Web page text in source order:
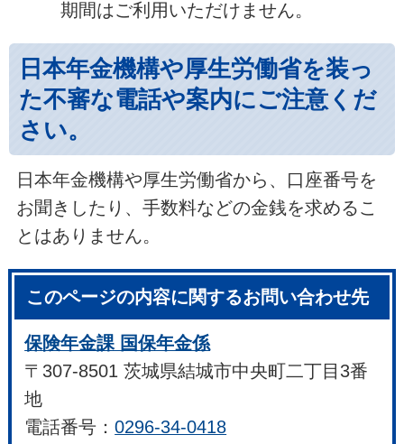
期間はご利用いただけません。
日本年金機構や厚生労働省を装っ
た不審な電話や案内にご注意くだ
さい。
日本年金機構や厚生労働省から、口座番号を
お聞きしたり、手数料などの金銭を求めるこ
とはありません。
このページの内容に関するお問い合わせ先
保険年金課 国保年金係
〒307-8501 茨城県結城市中央町二丁目3番
地
電話番号：0296-34-0418